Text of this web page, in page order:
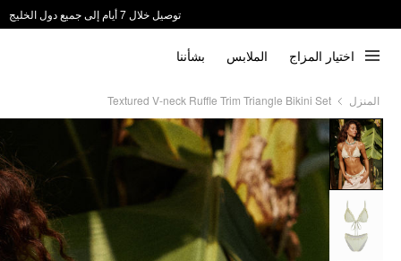
ندعم الدفع عند الاستلام 📦
اختيار المزاج الملابس بشأننا
المنزل Textured V-neck Ruffle Trim Triangle Bikini Set